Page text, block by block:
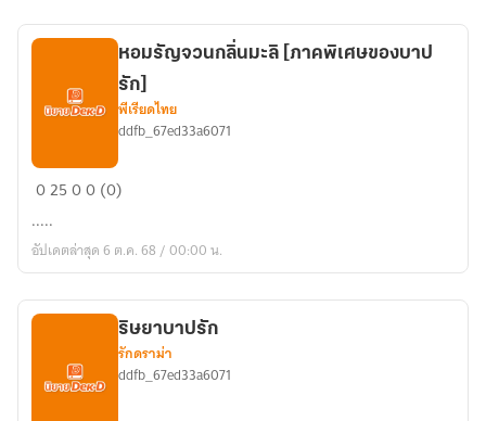
หอม
กลิ่น
มะลิ
พิเศษ
รัก]
หอมรัญจวนกลิ่นมะลิ [ภาคพิเศษของบาป
รัก]
พีเรียดไทย
ddfb_67ed33a6071
02500 (0)
.....
อัปเดตล่าสุด 6 ต.ค. 68 / 00:00 น.
ริษยาบาปรัก
รักดราม่า
ddfb_67ed33a6071